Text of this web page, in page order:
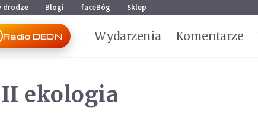
drodze Blogi faceBóg Sklep
Radio DEON Wydarzenia Komentarze
ekologia